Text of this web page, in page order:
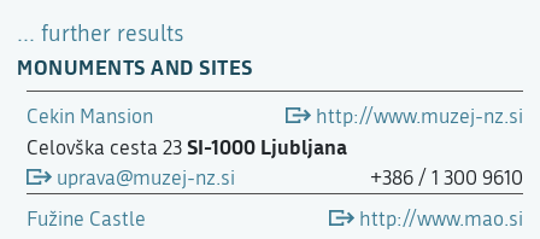
... further results
MONUMENTS AND SITES
http://www.muzej-nz.si
Cekin Mansion
Celovška cesta 23 SI-1000 Ljubljana
+386 / 1 300 9610
uprava@muzej-nz.si
http://www.mao.si
Fužine Castle